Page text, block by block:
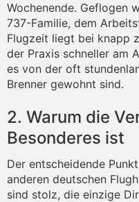
Wochenende. Geflogen
737-Familie, dem
Flugzeit liegt bei knapp
der Praxis schneller am
es von der oft
Brenner gewohnt sind.
2. Warum die
Besonderes ist
Der entscheidende
anderen deutschen
sind stolz, die einzige